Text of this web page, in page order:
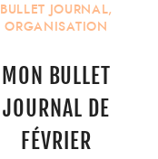
BULLET JOURNAL,
ORGANISATION
MON BULLET
JOURNAL DE
FÉVRIER